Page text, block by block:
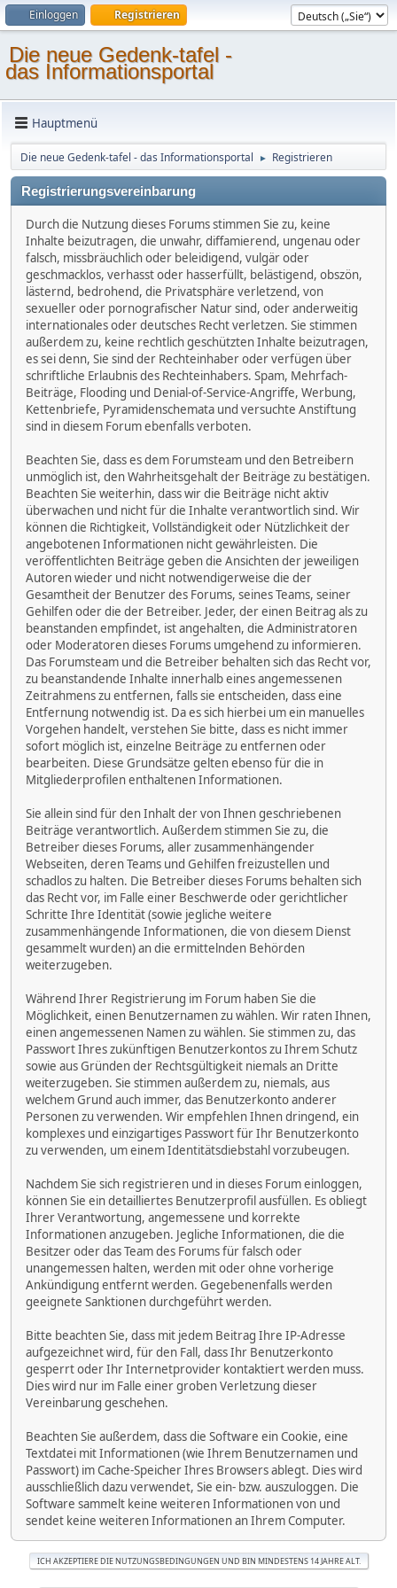
Einloggen Registrieren
Die neue Gedenk-tafel -
das Informationsportal
Hauptmenü
Die neue Gedenk-tafel - das Informationsportal ► Registrieren
Registrierungsvereinbarung
Durch die Nutzung dieses Forums stimmen Sie zu, keine
Inhalte beizutragen, die unwahr, diffamierend, ungenau oder
falsch, missbräuchlich oder beleidigend, vulgär oder
geschmacklos, verhasst oder hasserfüllt, belästigend, obszön,
lästernd, bedrohend, die Privatsphäre verletzend, von
sexueller oder pornografischer Natur sind, oder anderweitig
internationales oder deutsches Recht verletzen. Sie stimmen
außerdem zu, keine rechtlich geschützten Inhalte beizutragen,
es sei denn, Sie sind der Rechteinhaber oder verfügen über
schriftliche Erlaubnis des Rechteinhabers. Spam, Mehrfach-
Beiträge, Flooding und Denial-of-Service-Angriffe, Werbung,
Kettenbriefe, Pyramidenschemata und versuchte Anstiftung
sind in diesem Forum ebenfalls verboten.
Beachten Sie, dass es dem Forumsteam und den Betreibern
unmöglich ist, den Wahrheitsgehalt der Beiträge zu bestätigen.
Beachten Sie weiterhin, dass wir die Beiträge nicht aktiv
überwachen und nicht für die Inhalte verantwortlich sind. Wir
können die Richtigkeit, Vollständigkeit oder Nützlichkeit der
angebotenen Informationen nicht gewährleisten. Die
veröffentlichten Beiträge geben die Ansichten der jeweiligen
Autoren wieder und nicht notwendigerweise die der
Gesamtheit der Benutzer des Forums, seines Teams, seiner
Gehilfen oder die der Betreiber. Jeder, der einen Beitrag als zu
beanstanden empfindet, ist angehalten, die Administratoren
oder Moderatoren dieses Forums umgehend zu informieren.
Das Forumsteam und die Betreiber behalten sich das Recht vor,
zu beanstandende Inhalte innerhalb eines angemessenen
Zeitrahmens zu entfernen, falls sie entscheiden, dass eine
Entfernung notwendig ist. Da es sich hierbei um ein manuelles
Vorgehen handelt, verstehen Sie bitte, dass es nicht immer
sofort möglich ist, einzelne Beiträge zu entfernen oder
bearbeiten. Diese Grundsätze gelten ebenso für die in
Mitgliederprofilen enthaltenen Informationen.
Sie allein sind für den Inhalt der von Ihnen geschriebenen
Beiträge verantwortlich. Außerdem stimmen Sie zu, die
Betreiber dieses Forums, aller zusammenhängender
Webseiten, deren Teams und Gehilfen freizustellen und
schadlos zu halten. Die Betreiber dieses Forums behalten sich
das Recht vor, im Falle einer Beschwerde oder gerichtlicher
Schritte Ihre Identität (sowie jegliche weitere
zusammenhängende Informationen, die von diesem Dienst
gesammelt wurden) an die ermittelnden Behörden
weiterzugeben.
Während Ihrer Registrierung im Forum haben Sie die
Möglichkeit, einen Benutzernamen zu wählen. Wir raten Ihnen,
einen angemessenen Namen zu wählen. Sie stimmen zu, das
Passwort Ihres zukünftigen Benutzerkontos zu Ihrem Schutz
sowie aus Gründen der Rechtsgültigkeit niemals an Dritte
weiterzugeben. Sie stimmen außerdem zu, niemals, aus
welchem Grund auch immer, das Benutzerkonto anderer
Personen zu verwenden. Wir empfehlen Ihnen dringend, ein
komplexes und einzigartiges Passwort für Ihr Benutzerkonto
zu verwenden, um einem Identitätsdiebstahl vorzubeugen.
Nachdem Sie sich registrieren und in dieses Forum einloggen,
können Sie ein detailliertes Benutzerprofil ausfüllen. Es obliegt
Ihrer Verantwortung, angemessene und korrekte
Informationen anzugeben. Jegliche Informationen, die die
Besitzer oder das Team des Forums für falsch oder
unangemessen halten, werden mit oder ohne vorherige
Ankündigung entfernt werden. Gegebenenfalls werden
geeignete Sanktionen durchgeführt werden.
Bitte beachten Sie, dass mit jedem Beitrag Ihre IP-Adresse
aufgezeichnet wird, für den Fall, dass Ihr Benutzerkonto
gesperrt oder Ihr Internetprovider kontaktiert werden muss.
Dies wird nur im Falle einer groben Verletzung dieser
Vereinbarung geschehen.
Beachten Sie außerdem, dass die Software ein Cookie, eine
Textdatei mit Informationen (wie Ihrem Benutzernamen und
Passwort) im Cache-Speicher Ihres Browsers ablegt. Dies wird
ausschließlich dazu verwendet, Sie ein- bzw. auszuloggen. Die
Software sammelt keine weiteren Informationen von und
sendet keine weiteren Informationen an Ihrem Computer.